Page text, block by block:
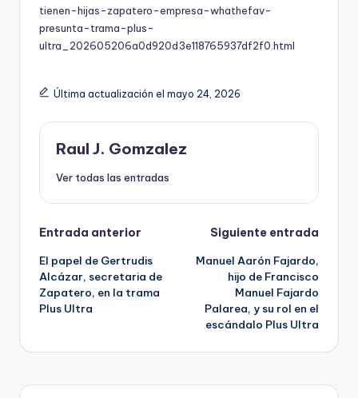
tienen-hijas-zapatero-empresa-whathefav-
presunta-trama-plus-
ultra_202605206a0d920d3e118765937df2f0.html
Última actualización el mayo 24, 2026
Raul J. Gomzalez
Ver todas las entradas
Navegación
de
entradas
Entrada anterior
El papel de Gertrudis
Alcázar, secretaria de
Zapatero, en la trama
Plus Ultra
Siguiente entrada
Manuel Aarón Fajardo,
hijo de Francisco
Manuel Fajardo
Palarea, y su rol en el
escándalo Plus Ultra